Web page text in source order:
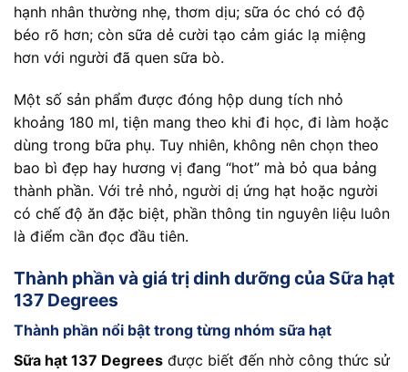
hạnh nhân thường nhẹ, thơm dịu; sữa óc chó có độ
béo rõ hơn; còn sữa dẻ cười tạo cảm giác lạ miệng
hơn với người đã quen sữa bò.
Một số sản phẩm được đóng hộp dung tích nhỏ
khoảng 180 ml, tiện mang theo khi đi học, đi làm hoặc
dùng trong bữa phụ. Tuy nhiên, không nên chọn theo
bao bì đẹp hay hương vị đang “hot” mà bỏ qua bảng
thành phần. Với trẻ nhỏ, người dị ứng hạt hoặc người
có chế độ ăn đặc biệt, phần thông tin nguyên liệu luôn
là điểm cần đọc đầu tiên.
Thành phần và giá trị dinh dưỡng của Sữa hạt
137 Degrees
Thành phần nổi bật trong từng nhóm sữa hạt
Sữa hạt 137 Degrees được biết đến nhờ công thức sử